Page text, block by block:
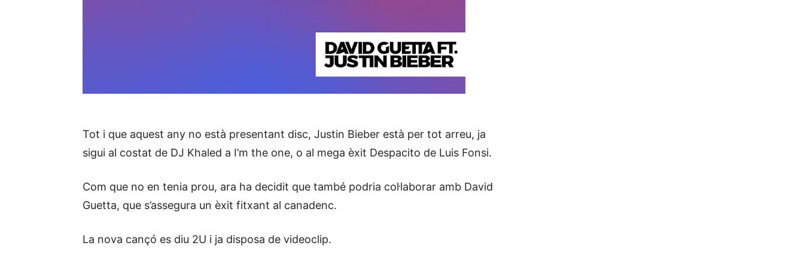
Tot i que aquest any no està presentant disc, Justin Bieber està per tot arreu, ja
sigui al costat de DJ Khaled a I’m the one, o al mega èxit Despacito de Luis Fonsi.
Com que no en tenia prou, ara ha decidit que també podria col·laborar amb David
Guetta, que s’assegura un èxit fitxant al canadenc.
La nova cançó es diu 2U i ja disposa de videoclip.